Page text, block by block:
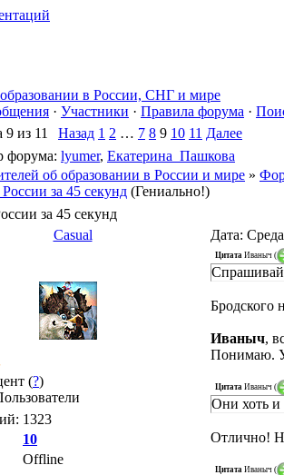
в России, СНГ и мире
· Участники · Правила форума ·
9 из 11 Назад 1 2 … 7 8 9 10 11 Далее
форума: lyumer, Екатерина_Пашкова
об образовании в России и мире »
за 45 секунд (Гениально!)
за 45 секунд
Casual
Дата:
(?)
1323
10
Offline
Цитата Иваныч (
Бродского
Иваныч,
Понимаю. У
Цитата Иваныч (
Они хоть и
Отлично!
Цитата Иваныч (